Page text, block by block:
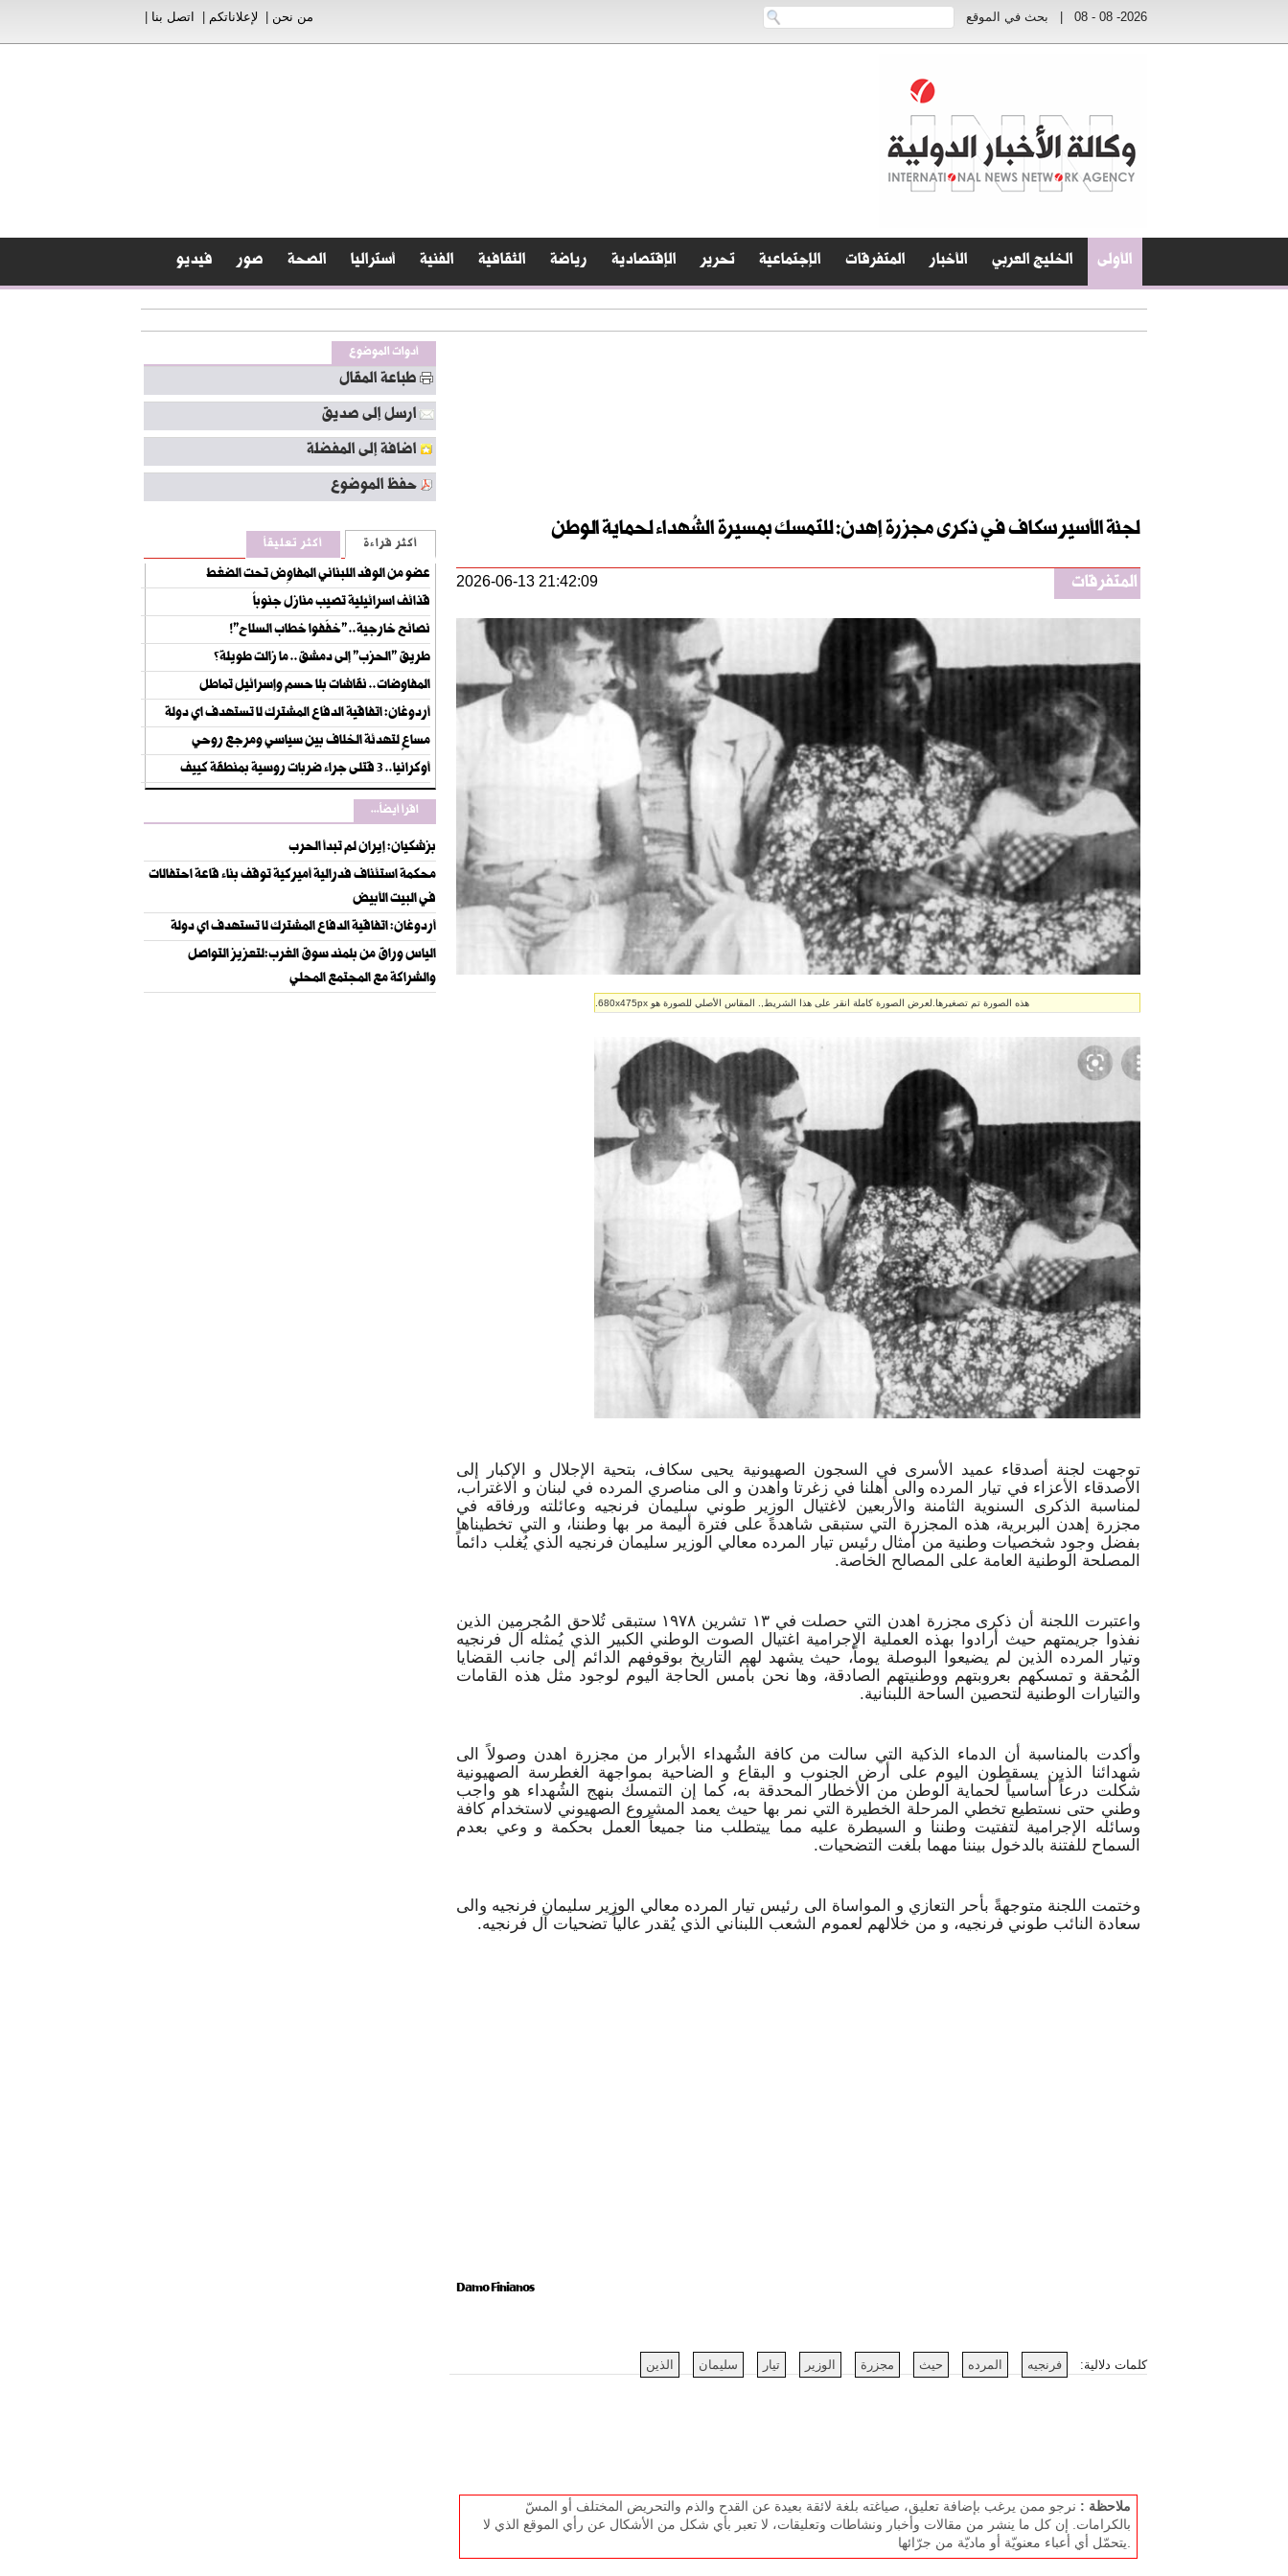
2026- 08 - 08 بحث في الموقع من نحن لإعلاناتكم اتصل بنا
الأولى الخليج العربي الأخبار المتفرقات الإجتماعية تحرير الإقتصادية رياضة الثقافية الفنية أستراليا الصحة صور فيديو
لجنة الأسير سكاف في ذكرى مجزرة إهدن: للتمسك بمسيرة الشُهداء لحماية الوطن
المتفرقات 2026-06-13 21:42:09
هذه الصورة تم تصغيرها.لعرض الصورة كاملة انقر على هذا الشريط,. المقاس الأصلي للصورة هو 680x475px.
توجهت لجنة أصدقاء عميد الأسرى في السجون الصهيونية يحيى سكاف، بتحية الإجلال و الإكبار إلى
الأصدقاء الأعزاء في تيار المرده والى أهلنا في زغرتا واهدن و الى مناصري المرده في لبنان و الاغتراب،
لمناسبة الذكرى السنوية الثامنة والأربعين لاغتيال الوزير طوني سليمان فرنجيه وعائلته ورفاقه في
مجزرة إهدن البربرية، هذه المجزرة التي ستبقى شاهدةً على فترة أليمة مر بها وطننا، و التي تخطيناها
بفضل وجود شخصيات وطنية من أمثال رئيس تيار المرده معالي الوزير سليمان فرنجيه الذي يُغلب دائماً
المصلحة الوطنية العامة على المصالح الخاصة.
واعتبرت اللجنة أن ذكرى مجزرة اهدن التي حصلت في ١٣ تشرين ١٩٧٨ ستبقى تُلاحق المُجرمين الذين
نفذوا جريمتهم حيث أرادوا بهذه العملية الإجرامية اغتيال الصوت الوطني الكبير الذي يُمثله آل فرنجيه
وتيار المرده الذين لم يضيعوا البوصلة يوماً، حيث يشهد لهم التاريخ بوقوفهم الدائم إلى جانب القضايا
المُحقة و تمسكهم بعروبتهم ووطنيتهم الصادقة، وها نحن بأمس الحاجة اليوم لوجود مثل هذه القامات
والتيارات الوطنية لتحصين الساحة اللبنانية.
وأكدت بالمناسبة أن الدماء الذكية التي سالت من كافة الشُهداء الأبرار من مجزرة اهدن وصولاً الى
شهدائنا الذين يسقطون اليوم على أرض الجنوب و البقاع و الضاحية بمواجهة الغطرسة الصهيونية
شكلت درعاً أساسياً لحماية الوطن من الأخطار المحدقة به، كما إن التمسك بنهج الشُهداء هو واجب
وطني حتى نستطيع تخطي المرحلة الخطيرة التي نمر بها حيث يعمد المشروع الصهيوني لاستخدام كافة
وسائله الإجرامية لتفتيت وطننا و السيطرة عليه مما ييتطلب منا جميعاً العمل بحكمة و وعي بعدم
السماح للفتنة بالدخول بيننا مهما بلغت التضحيات.
وختمت اللجنة متوجهةً بأحر التعازي و المواساة الى رئيس تيار المرده معالي الوزير سليمان فرنجيه والى
سعادة النائب طوني فرنجيه، و من خلالهم لعموم الشعب اللبناني الذي يُقدر عالياً تضحيات آل فرنجيه.
Damo Finianos
كلمات دلالية: فرنجيه المرده حيث مجزرة الوزير تيار سليمان الذين
ملاحظة : نرجو ممن يرغب بإضافة تعليق، صياغته بلغة لائقة بعيدة عن القدح والذم والتحريض المختلف أو المسّ
بالكرامات. إن كل ما ينشر من مقالات وأخبار ونشاطات وتعليقات، لا تعبر بأي شكل من الأشكال عن رأي الموقع الذي لا
أدوات الموضوع
طباعة المقال
ارسل إلى صديق
اضافة إلى المفضلة
حفظ الموضوع
أكثر قراءة أكثر تعليقاً
عضو من الوفد اللبناني المفاوِض تحت الضغط
قذائف اسرائيلية تصيب منازل جنوباً
نصائح خارجية.. "خفّفوا خطاب السلاح"!
طريق "الحزب" إلى دمشق.. ما زالت طويلة؟
المفاوضات.. نقاشات بلا حسم وإسرائيل تماطل
أردوغان: اتفاقية الدفاع المشترك لا تستهدف اي دولة
مساعٍ لتهدئة الخلاف بين سياسي ومرجع روحي
أوكرانيا.. 3 قتلى جراء ضربات روسية بمنطقة كييف
اقرأ أيضاً...
بزشكيان: إيران لم تبدأ الحرب
‏محكمة استئناف فدرالية أميركية توقف بناء قاعة احتفالات
في البيت الأبيض
أردوغان: اتفاقية الدفاع المشترك لا تستهدف اي دولة
الياس وراق من بلمند سوق الغرب:لتعزيز التواصل
والشراكة مع المجتمع المحلي